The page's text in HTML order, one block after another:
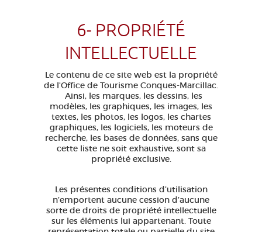
6- PROPRIÉTÉ
INTELLECTUELLE
Le contenu de ce site web est la propriété
de l'Office de Tourisme Conques-Marcillac.
Ainsi, les marques, les dessins, les
modèles, les graphiques, les images, les
textes, les photos, les logos, les chartes
graphiques, les logiciels, les moteurs de
recherche, les bases de données, sans que
cette liste ne soit exhaustive, sont sa
propriété exclusive.
Les présentes conditions d’utilisation
n’emportent aucune cession d’aucune
sorte de droits de propriété intellectuelle
sur les éléments lui appartenant. Toute